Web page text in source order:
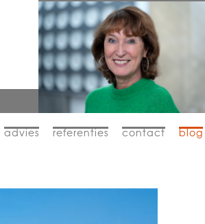
blog
contact
referenties
advies